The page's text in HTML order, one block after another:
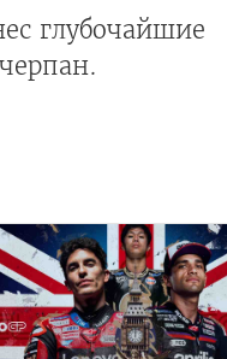
глубочайшие